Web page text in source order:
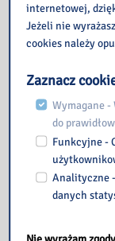
internetowej,
Jeżeli nie
cookies należy
Zaznacz
Wymagane -
do
Funkcyjne -
Analityczne
danych